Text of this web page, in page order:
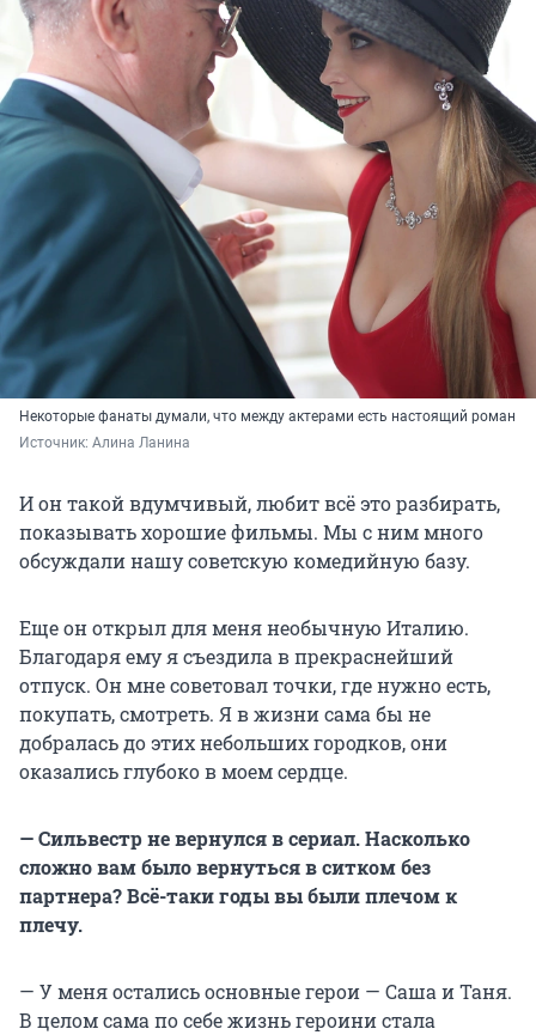
Некоторые фанаты думали, что между актерами есть настоящий роман
Источник: Алина Ланина
И он такой вдумчивый, любит всё это разбирать,
показывать хорошие фильмы. Мы с ним много
обсуждали нашу советскую комедийную базу.
Еще он открыл для меня необычную Италию.
Благодаря ему я съездила в прекраснейший
отпуск. Он мне советовал точки, где нужно есть,
покупать, смотреть. Я в жизни сама бы не
добралась до этих небольших городков, они
оказались глубоко в моем сердце.
— Сильвестр не вернулся в сериал. Насколько
сложно вам было вернуться в ситком без
партнера? Всё-таки годы вы были плечом к
плечу.
— У меня остались основные герои — Саша и Таня.
В целом сама по себе жизнь героини стала